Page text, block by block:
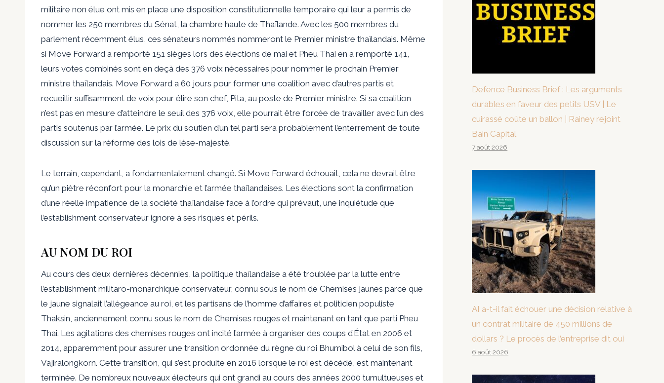
militaire non élue ont mis en place une disposition constitutionnelle temporaire qui leur a permis de
nommer les 250 membres du Sénat, la chambre haute de Thaïlande. Avec les 500 membres du
parlement récemment élus, ces sénateurs nommés nommeront le Premier ministre thaïlandais. Même
si Move Forward a remporté 151 sièges lors des élections de mai et Pheu Thai en a remporté 141,
leurs votes combinés sont en deçà des 376 voix nécessaires pour nommer le prochain Premier
ministre thaïlandais. Move Forward a 60 jours pour former une coalition avec d’autres partis et
recueillir suffisamment de voix pour élire son chef, Pita, au poste de Premier ministre. Si sa coalition
n’est pas en mesure d’atteindre le seuil des 376 voix, elle pourrait être forcée de travailler avec l’un des
partis soutenus par l’armée. Le prix du soutien d’un tel parti sera probablement l’enterrement de toute
discussion sur la réforme des lois de lèse-majesté.
Le terrain, cependant, a fondamentalement changé. Si Move Forward échouait, cela ne devrait être
qu’un piètre réconfort pour la monarchie et l’armée thaïlandaises. Les élections sont la confirmation
d’une réelle impatience de la société thaïlandaise face à l’ordre qui prévaut, une inquiétude que
l’establishment conservateur ignore à ses risques et périls.
AU NOM DU ROI
Au cours des deux dernières décennies, la politique thaïlandaise a été troublée par la lutte entre
l’establishment militaro-monarchique conservateur, connu sous le nom de Chemises jaunes parce que
le jaune signalait l’allégeance au roi, et les partisans de l’homme d’affaires et politicien populiste
Thaksin, anciennement connu sous le nom de Chemises rouges et maintenant en tant que parti Pheu
Thai. Les agitations des chemises rouges ont incité l’armée à organiser des coups d’État en 2006 et
2014, apparemment pour assurer une transition ordonnée du règne du roi Bhumibol à celui de son fils,
Vajiralongkorn. Cette transition, qui s’est produite en 2016 lorsque le roi est décédé, est maintenant
terminée. De nombreux nouveaux électeurs qui ont grandi au cours des années 2000 tumultueuses et
Defence Business Brief : Les arguments
durables en faveur des petits USV | Le
cuirassé coûte un ballon | Rainey rejoint
Bain Capital
7 août 2026
AI a-t-il fait échouer une décision relative à
un contrat militaire de 450 millions de
dollars ? Le procès de l’entreprise dit oui
6 août 2026